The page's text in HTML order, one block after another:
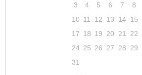
3
4 5 6 7 8
10 11 12 13 14 15
17 18 19 20 21 22
24 25 26 27 28 29
31